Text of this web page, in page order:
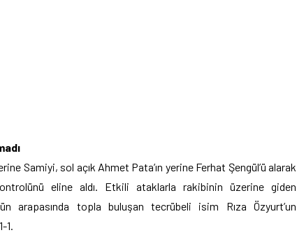
Samiyi, sol açık Ahmet Pata’ın yerine Ferhat Şengül’ü alarak
eline aldı. Etkili ataklarla rakibinin üzerine giden
arapasında topla buluşan tecrübeli isim Rıza Özyurt’un